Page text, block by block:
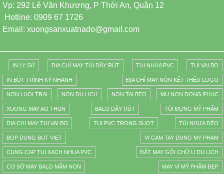
Vp: 292 Lê Văn Khương, P Thới An, Quận 12
Hotline: 0909 67 1726
Email: xuongsanxuatnado@gmail.com
IN LY SỨ ĐỊA CHỈ MAY TÚI DÂY RÚT TUI NHUA PVC TUI VAI BO
IN BÚT TRÌNH KÝ NHANH ĐỊA CHỈ MAY NÓN KẾT THÊU LOGO
NON LUOI TRAI NON DU LICH NON TAI BEO MU NON DONG PHUC
XUONG MAY AO THUN BALO DÂY RÚT TÚI ĐỰNG MỸ PHẨM
DIA CHI MAY TUI VAI BO TUI PVC TRONG SUOT TÚI NHỰA DẺO
BOP DUNG BUT VIET VI CAM TAY DUNG MY PHAM
CUNG CAP TUI XACH NHUA PVC ĐẶT MAY GỐI CHỮ U DU LỊCH
CƠ SỞ MAY BALO MẦM NON MAY VÍ MỸ PHẨM ĐẸP